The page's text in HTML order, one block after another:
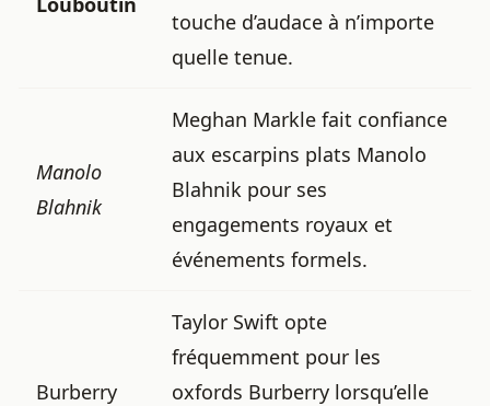
touche d’audace à n’importe
quelle tenue.
Manolo
Blahnik
Meghan Markle fait confiance
aux escarpins plats Manolo
Blahnik pour ses
engagements royaux et
événements formels.
Burberry
Taylor Swift opte
fréquemment pour les
oxfords Burberry lorsqu’elle